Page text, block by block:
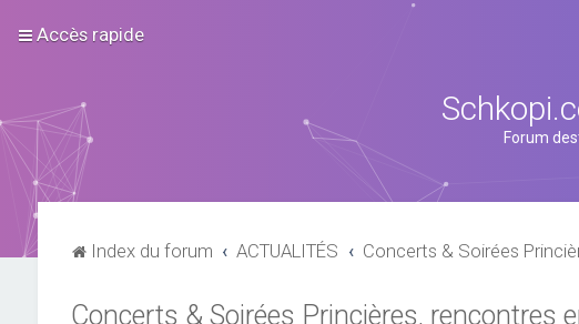
Accès rapide
Forum
Index du forum ACTUALITÉS Concerts & Soirées
Concerts & Soirées Princières, rencontres